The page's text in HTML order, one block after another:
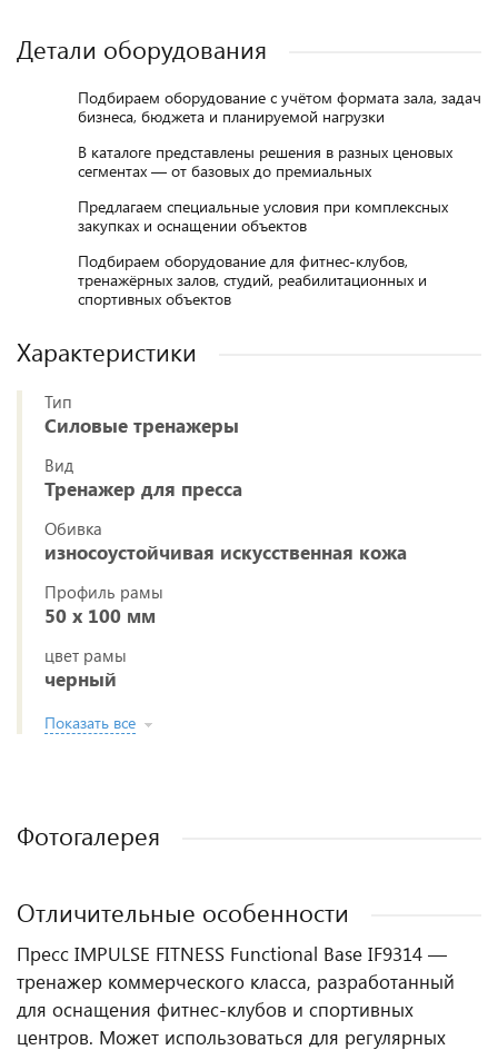
Детали оборудования
Подбираем оборудование с учётом формата зала, задач
бизнеса, бюджета и планируемой нагрузки
В каталоге представлены решения в разных ценовых
сегментах — от базовых до премиальных
Предлагаем специальные условия при комплексных
закупках и оснащении объектов
Подбираем оборудование для фитнес-клубов,
тренажёрных залов, студий, реабилитационных и
спортивных объектов
Характеристики
Тип
Силовые тренажеры
Вид
Тренажер для пресса
Обивка
износоустойчивая искусственная кожа
Профиль рамы
50 х 100 мм
цвет рамы
черный
Показать все
Фотогалерея
Отличительные особенности
Пресс IMPULSE FITNESS Functional Base IF9314 —
тренажер коммерческого класса, разработанный
для оснащения фитнес‑клубов и спортивных
центров. Может использоваться для регулярных